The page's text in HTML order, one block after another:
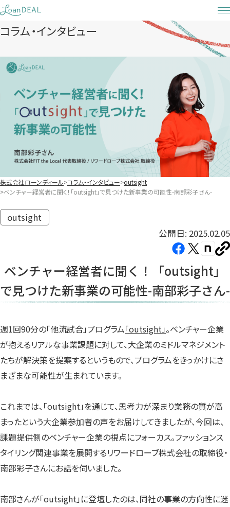
Skip
to
content
コラム・インタビュー
株式会社ローンディール コラム・インタビュー outsight
ベンチャー経営者に聞く！「outsight」で見つけた新事業の可能性-南部彩子さん-
outsight
公開日: 2025.02.05
Facebook（新
い
タ
ブ
開
き
ま
す）
X（新
い
タ
ブ
開
き
ま
す）
note（新
い
タ
ブ
開
き
ま
す）
ベンチャー経営者に聞く！「outsight」
で見つけた新事業の可能性-南部彩子さん-
週1回90分の「他流試合」プログラム「outsight」。ベンチャー企業
が抱えるリアルな事業課題に対して、大企業のミドルマネジメント
たちが解決策を提案するというもので、プログラムをきっかけにさ
まざまな可能性が生まれています。
これまでは、「outsight」を通じて、思考力が深まり業務の質が高
まったという大企業参加者の声をお届けしてきましたが、今回は、
課題提供側のベンチャー企業の視点にフォーカス。ファッションス
タイリング関連事業を展開するリワードローブ株式会社の取締役・
南部彩子さんにお話を伺いました。
南部さんが「outsight」に登壇したのは、同社の事業の方向性に迷